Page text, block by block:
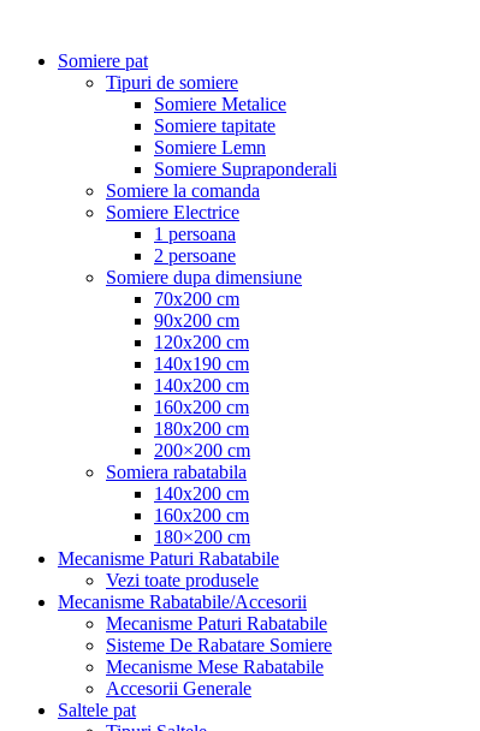
Somiere pat
Tipuri de somiere
Somiere Metalice
Somiere tapitate
Somiere Lemn
Somiere Supraponderali
Somiere la comanda
Somiere Electrice
1 persoana
2 persoane
Somiere dupa dimensiune
70x200 cm
90x200 cm
120x200 cm
140x190 cm
140x200 cm
160x200 cm
180x200 cm
200×200 cm
Somiera rabatabila
140x200 cm
160x200 cm
180×200 cm
Mecanisme Paturi Rabatabile
Vezi toate produsele
Mecanisme Rabatabile/Accesorii
Mecanisme Paturi Rabatabile
Sisteme De Rabatare Somiere
Mecanisme Mese Rabatabile
Accesorii Generale
Saltele pat